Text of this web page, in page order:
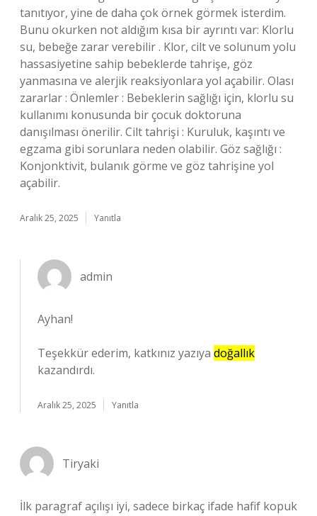
tanıtıyor, yine de daha çok örnek görmek isterdim.
Bunu okurken not aldığım kısa bir ayrıntı var: Klorlu
su, bebeğe zarar verebilir . Klor, cilt ve solunum yolu
hassasiyetine sahip bebeklerde tahrişe, göz
yanmasına ve alerjik reaksiyonlara yol açabilir. Olası
zararlar : Önlemler : Bebeklerin sağlığı için, klorlu su
kullanımı konusunda bir çocuk doktoruna
danışılması önerilir. Cilt tahrişi : Kuruluk, kaşıntı ve
egzama gibi sorunlara neden olabilir. Göz sağlığı :
Konjonktivit, bulanık görme ve göz tahrişine yol
açabilir.
Aralık 25, 2025 Yanıtla
admin
Ayhan!
Teşekkür ederim, katkınız yazıya doğallık
kazandırdı.
Aralık 25, 2025 Yanıtla
Tiryaki
İlk paragraf açılışı iyi, sadece birkaç ifade hafif kopuk